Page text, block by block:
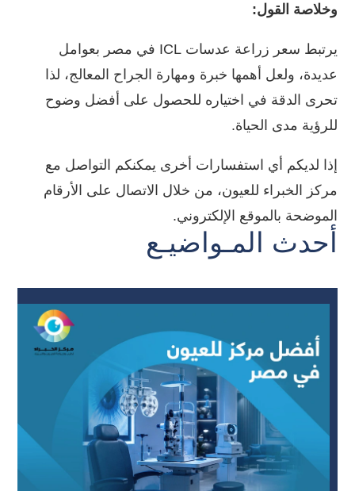
أحدث المـواضيـع
وخلاصة القول:
يرتبط سعر زراعة عدسات ICL في مصر
بعوامل
عديدة، ولعل أهمها خبرة ومهارة الجراح المعالج، لذا
تحرى الدقة في اختياره للحصول على أفضل وضوح
للرؤية مدى الحياة.
إذا لديكم أي استفسارات أخرى يمكنكم التواصل مع
مركز الخبراء للعيون، من خلال الاتصال على الأرقام
الموضحة بالموقع الإلكتروني.